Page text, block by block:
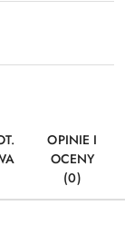
OPINIE I
OCENY
(0)